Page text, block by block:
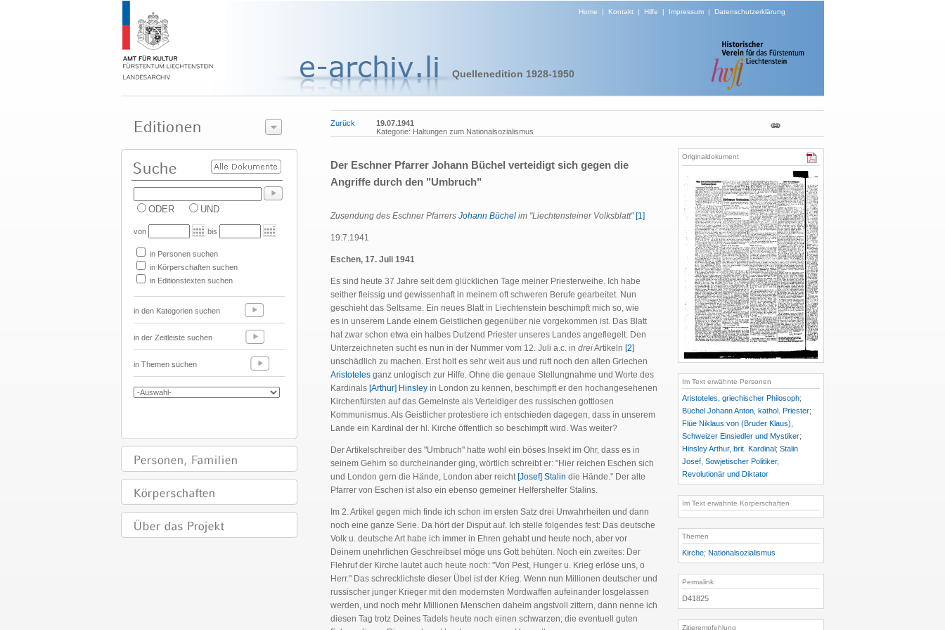
Home | Kontakt| Hilfe | Impressum| Datenschutzerklärung
Quellenedition 1928-1950
ODER UND
von bis
in Personen suchen
in Körperschaften suchen
in Editionstexten suchen
in den Kategorien suchen
in der Zeitleiste suchen
in Themen suchen
Zurück
19.07.1941
Kategorie: Haltungen zum Nationalsozialismus
Der Eschner Pfarrer Johann Büchel verteidigt sich gegen die
Angriffe durch den "Umbruch"
Zusendung des Eschner Pfarrers Johann Büchel im "Liechtensteiner Volksblatt" [1]
19.7.1941
Eschen, 17. Juli 1941
Es sind heute 37 Jahre seit dem glücklichen Tage meiner Priesterweihe. Ich habe
seither fleissig und gewissenhaft in meinem oft schweren Berufe gearbeitet. Nun
geschieht das Seltsame. Ein neues Blatt in Liechtenstein beschimpft mich so, wie
es in unserem Lande einem Geistlichen gegenüber nie vorgekommen ist. Das Blatt
hat zwar schon etwa ein halbes Dutzend Priester unseres Landes angeflegelt. Den
Unterzeichneten sucht es nun in der Nummer vom 12. Juli a.c. in dreiArtikeln [2]
unschädlich zu machen. Erst holt es sehr weit aus und ruft noch den alten Griechen
Aristoteles ganz unlogisch zur Hilfe. Ohne die genaue Stellungnahme und Worte des
Kardinals [Arthur] Hinsley in London zu kennen, beschimpft er den hochangesehenen
Kirchenfürsten auf das Gemeinste als Verteidiger des russischen gottlosen
Kommunismus. Als Geistlicher protestiere ich entschieden dagegen, dass in unserem
Lande ein Kardinal der hl. Kirche öffentlich so beschimpft wird. Was weiter?
Der Artikelschreiber des "Umbruch" hatte wohl ein böses Insekt im Ohr, dass es in
seinem Gehirn so durcheinander ging, wörtlich schreibt er: "Hier reichen Eschen sich
und London gern die Hände, London aber reicht [Josef] Stalin die Hände." Der alte
Pfarrer von Eschen ist also ein ebenso gemeiner Helfershelfer Stalins.
Im 2. Artikel gegen mich finde ich schon im ersten Satz drei Unwahrheiten und dann
noch eine ganze Serie. Da hört der Disput auf. Ich stelle folgendes fest: Das deutsche
Volk u. deutsche Art habe ich immer in Ehren gehabt und heute noch, aber vor
Deinem unehrlichen Geschreibsel möge uns Gott behüten. Noch ein zweites: Der
Flehruf der Kirche lautet auch heute noch: "Von Pest, Hunger u. Krieg erlöse uns, o
Herr." Das schrecklichste dieser Übel ist der Krieg. Wenn nun Millionen deutscher und
russischer junger Krieger mit den modernsten Mordwaffen aufeinander losgelassen
werden, und noch mehr Millionen Menschen daheim angstvoll zittern, dann nenne ich
diesen Tag trotz Deines Tadels heute noch einen schwarzen; die eventuell guten
Originaldokument
Im Text erwähnte Personen
Aristoteles, griechischer Philosoph;
Büchel Johann Anton, kathol. Priester;
Flüe Niklaus von (Bruder Klaus),
Schweizer Einsiedler und Mystiker;
Hinsley Arthur, brit. Kardinal; Stalin
Josef, Sowjetischer Politiker,
Revolutionär und Diktator
Im Text erwähnte Körperschaften
Themen
Kirche; Nationalsozialismus
Permalink
D41825
Zitierempfehlung